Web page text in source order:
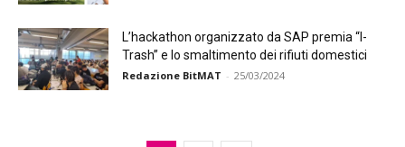
L’hackathon organizzato da SAP premia “I-
Trash” e lo smaltimento dei rifiuti domestici
Redazione BitMAT - 25/03/2024